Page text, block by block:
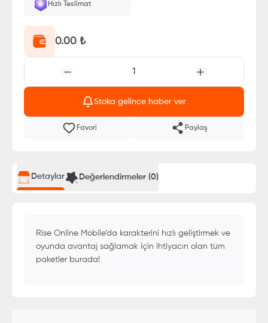
Hızlı Teslimat
0.00 ₺
1
Stoka gelince haber ver
Favori Paylaş
Detaylar Değerlendirmeler (0)
Rise Online Mobile’da karakterini hızlı geliştirmek ve
oyunda avantaj sağlamak için ihtiyacın olan tüm
paketler burada!